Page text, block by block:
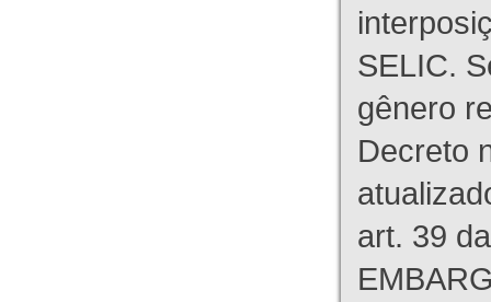
SELIC.
gênero
Decreto
art. 39